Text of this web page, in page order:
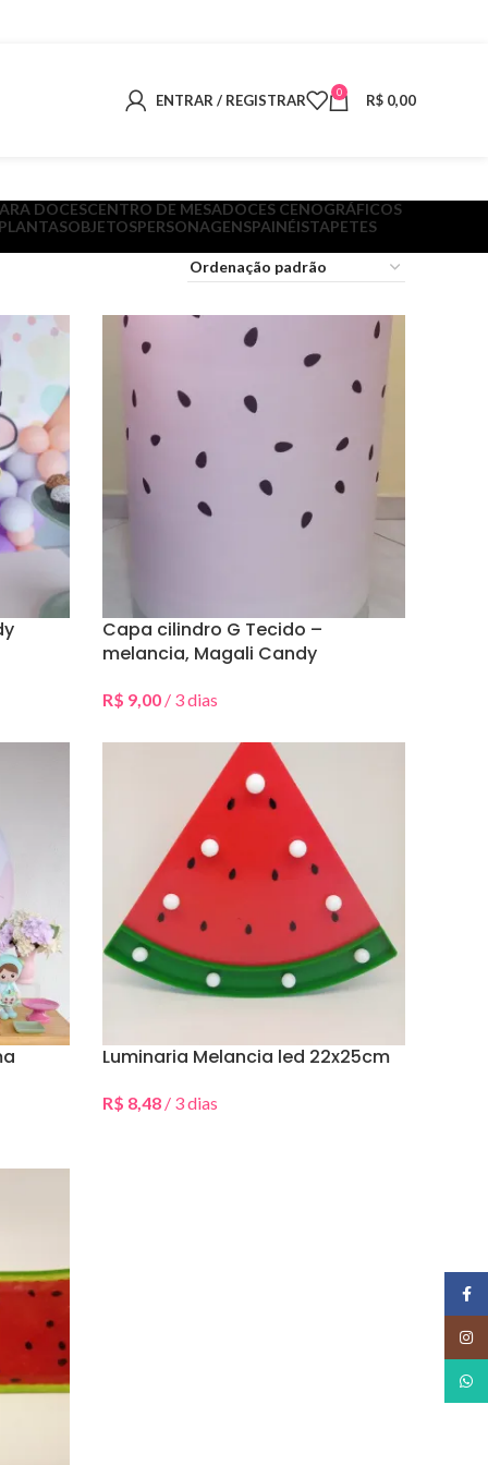
ENTRAR / REGISTRAR 0 R$ 0,00
DOCESCENTRO DE MESADOCES CENOGRÁFICOS
OBJETOSPERSONAGENSPAINÉISTAPETES
Capa cilindro G Tecido –
melancia, Magali Candy
R$ 9,00 / 3 dias
Luminaria Melancia led 22x25cm
R$ 8,48 / 3 dias